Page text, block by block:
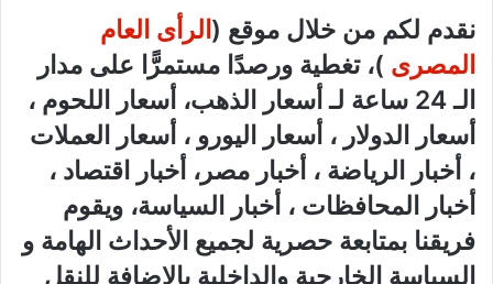
نقدم لكم من خلال موقع ( الرأى العام
المصرى )، تغطية ورصدًا مستمرًّا على مدار
الـ 24 ساعة لـ أسعار الذهب، أسعار اللحوم ،
أسعار الدولار ، أسعار اليورو ، أسعار العملات
، أخبار الرياضة ، أخبار مصر، أخبار اقتصاد ،
أخبار المحافظات ، أخبار السياسة، ويقوم
فريقنا بمتابعة حصرية لجميع الأحداث الهامة و
السياسة الخارجية والداخلية بالإضافة للنقل